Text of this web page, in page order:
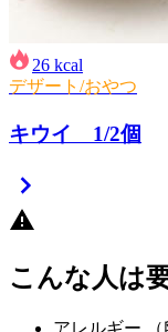
26 kcal
デザート/おやつ
キウイ 1/2個
こんな人は